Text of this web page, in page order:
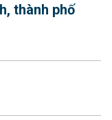
thành phố